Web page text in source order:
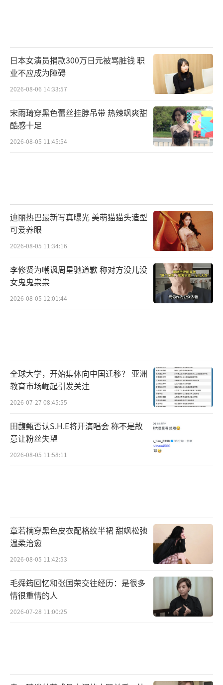
日本女演员捐款300万日元被骂脏钱 职
业不应成为障碍
2026-08-06 14:33:57
宋雨琦穿黑色蕾丝挂脖吊带 热辣飒爽甜
酷感十足
2026-08-05 11:45:54
迪丽热巴最新写真曝光 美萌猫猫头造型
可爱养眼
2026-08-05 11:34:16
李修贤为嘲讽周星驰道歉 称对方没儿没
女鬼鬼祟祟
2026-08-05 12:01:44
全球大学，开始集体向中国迁移？ 亚洲
教育市场崛起引发关注
2026-07-27 08:45:55
田馥甄否认S.H.E将开演唱会 称不是故
意让粉丝失望
2026-08-05 11:58:11
章若楠穿黑色皮衣配格纹半裙 甜飒松弛
温柔治愈
2026-08-05 11:42:53
毛舜筠回忆和张国荣交往经历：是很多
情很重情的人
2026-07-28 11:00:25